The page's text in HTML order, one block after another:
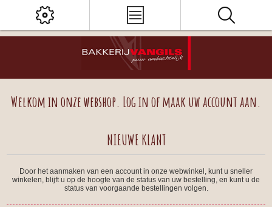
Welkom in onze webshop. Log in of maak uw account aan.
NIEUWE KLANT
Door het aanmaken van een account in onze webwinkel, kunt u sneller
winkelen, blijft u op de hoogte van de status van uw bestelling, en kunt u de
status van voorgaande bestellingen volgen.